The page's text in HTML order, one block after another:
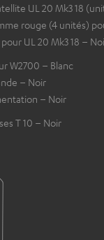
UL 20 Mk3 18
rouge (4 unités)
UL 20 Mk3 18 –
W2700 – Blanc
– Noir
– Noir
T 10 – Noir